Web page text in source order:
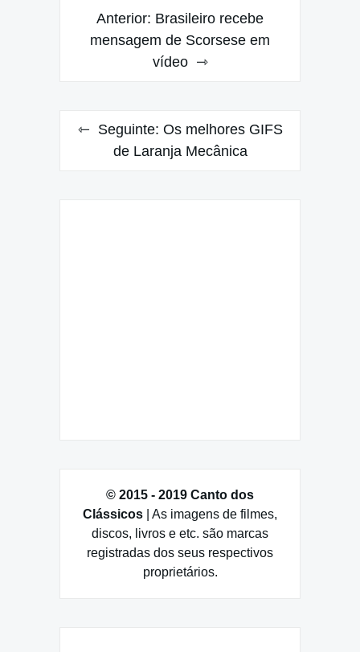
Navegação
Anterior: Brasileiro recebe
mensagem de Scorsese em
vídeo
Seguinte: Os melhores GIFS
de Laranja Mecânica
© 2015 - 2019 Canto dos
Clássicos | As imagens de filmes,
discos, livros e etc. são marcas
registradas dos seus respectivos
proprietários.